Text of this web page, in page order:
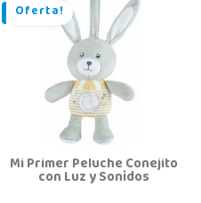
Oferta!
Mi Primer Peluche Conejito
con Luz y Sonidos